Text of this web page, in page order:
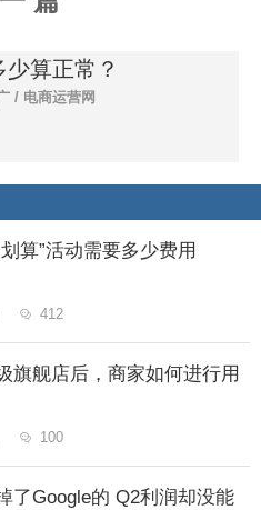
算正常？
/ 电商运营网
算”活动需要多少费用
 412
旗舰店后，商家如何进行用
 100
了Google的 Q2利润却没能